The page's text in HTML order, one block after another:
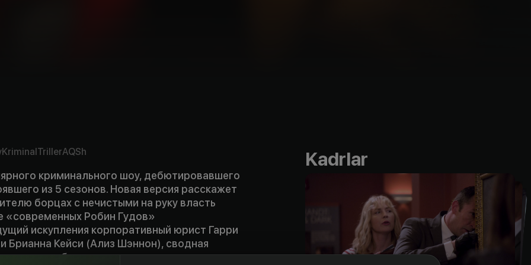
KriminalTrillerAQSh
криминального шоу, дебютировавшего
из 5 сезонов. Новая версия расскажет
борцах с нечистыми на руку власть
«современных Робин Гудов»
искупления корпоративный юрист Гарри
Брианна Кейси (Ализ Шэннон), сводная
разбирается в компьютерах,
Kadrlar